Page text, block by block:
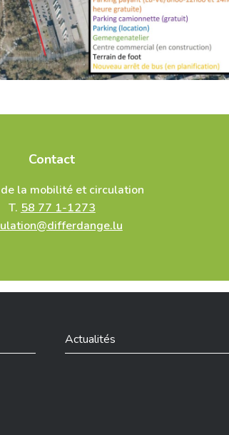
Contact
la mobilité et circulation
T. 58 77 1-1273
Actualités